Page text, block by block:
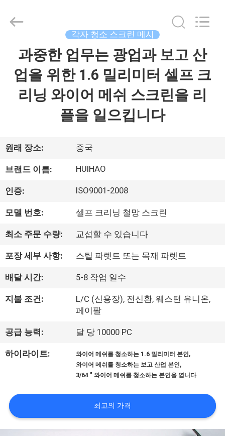
우
리
에
관
공
장
어
질
관
2026
Limited.
Rights
Reserved.
각자 청소 스크린 메시
과중한 업무는 광업과 보고 산
업을 위한 1.6 밀리미터 셀프 크
리닝 와이어 메쉬 스크린을 리
플을 일으킵니다
원래 장소: 중국
브랜드 이름: HUIHAO
인증: ISO9001-2008
모델 번호: 셀프 크리닝 철망 스크린
최소 주문 수량: 교섭할 수 있습니다
포장 세부 사항: 스틸 파렛트 또는 목재 파렛트
배달 시간: 5-8 작업 일수
지불 조건:
L/C (신용장), 전신환, 웨스턴 유니온,
페이팔
공급 능력: 달 당 10000 PC
하이라이트: 와이어 메쉬를 청소하는 1.6 밀리미터 본인,
와이어 메쉬를 청소하는 보고 산업 본인,
3/64 " 와이어 메쉬를 청소하는 본인을 엽니다
최고의 가격